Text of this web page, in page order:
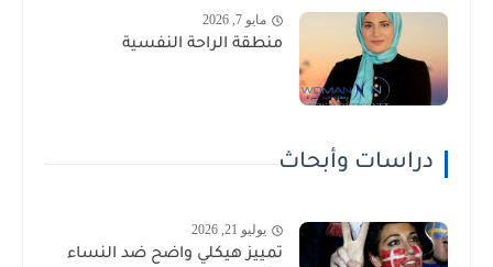
مايو 7, 2026
منطقة الراحة النفسية
دراسات وأبحاث
يوليو 21, 2026
تمييز هيكلي واضح ضد النساء